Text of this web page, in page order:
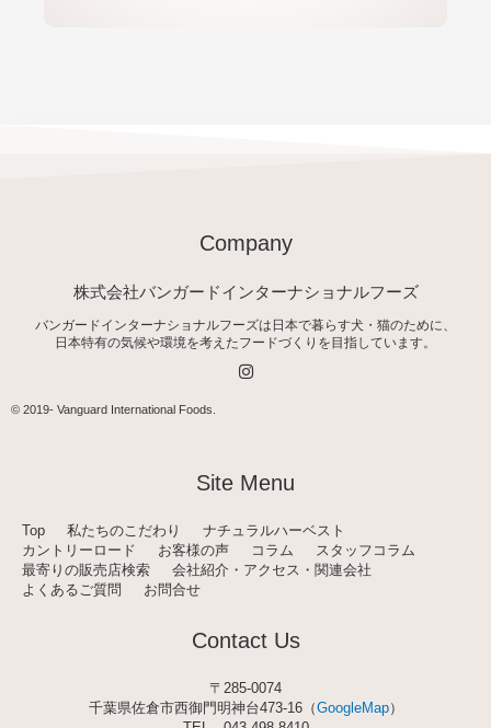
Company
株式会社バンガードインターナショナルフーズ
バンガードインターナショナルフーズは日本で暮らす犬・猫のために、
日本特有の気候や環境を考えたフードづくりを目指しています。
I
n
a
m
© 2019- Vanguard International Foods
Site Menu
Top 私たちのこだわり
ナチュラルハーベスト
カントリーロード
お客様の声 コラム
スタッフコラム
最寄りの販売店検索
会社紹介・アクセス・関連会社
よくあるご質問
お問合せ
Contact Us
〒285-0074
千葉県佐倉市西御門明神台473-16（GoogleMap）